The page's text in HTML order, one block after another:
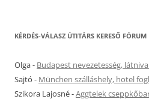
KÉRDÉS-VÁLASZ ÚTITÁRS KERESŐ FÓRUM
Olga- Budapest nevezetesség,
Sajtó - München szálláshely, hotel
Szikora Lajosné-Aggtelek